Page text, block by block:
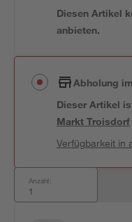
Diesen Artikel
anbieten.
Abholung
Dieser Artikel
MarktTroisdorf
Verfügbarkeit in
Anzahl: